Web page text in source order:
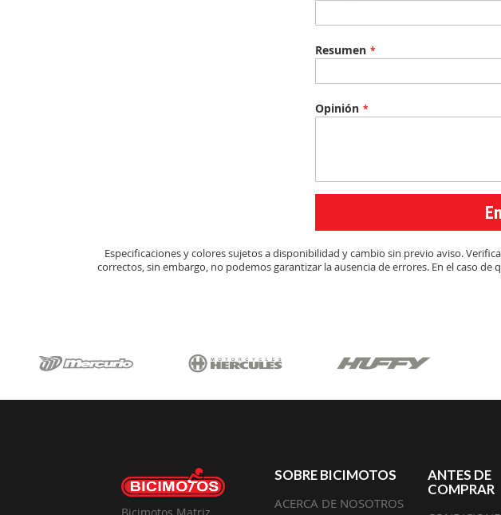
Resumen
Opinión
Especificaciones y colores sujetos a disponibilidad y cambio sin previo aviso.
correctos, sin embargo, no podemos garantizar la ausencia de errores. En el caso
SOBRE BICIMOTOS
ACERCA DE NOSOTROS
ANTES DE
COMPRAR